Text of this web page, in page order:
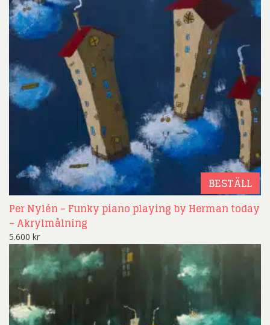
BESTÄLL
Per Nylén – Funky piano playing by Herman today
– Akrylmålning
5.600 kr